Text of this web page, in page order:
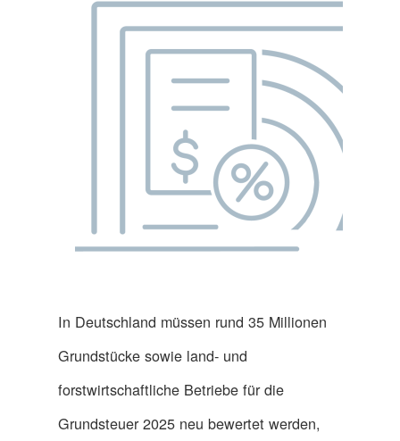
In Deutschland müssen rund 35 Millionen
Grundstücke sowie land- und
forstwirtschaftliche Betriebe für die
Grundsteuer 2025 neu bewertet werden,